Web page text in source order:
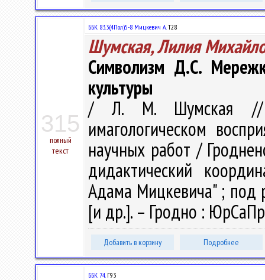
315
полный
текст
ББК 83.3(4Пол)5-8 Мицкевич А.Т28
Шумская, Лилия
Символизм Д.С.
культуры
/ Л. М. Шумская //
имагологическом
научных работ /
дидактический
Адама Мицкевича" ; под
[и др.]. – Гродно :
Добавить в корзину Подробнее
ББК 74.Г93